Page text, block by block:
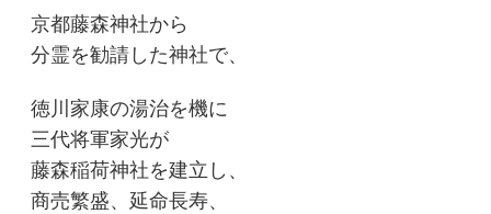
京都藤森神社から
分霊を勧請した神社で、
徳川家康の湯治を機に
三代将軍家光が
藤森稲荷神社を建立し、
商売繁盛、延命長寿、